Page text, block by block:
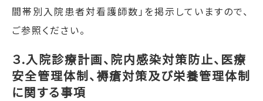
間帯別入院患者対看護師数」を掲示していますので、
ご参照ください。
３.入院診療計画、院内感染対策防止、医療
安全管理体制、褥瘡対策及び栄養管理体制
に関する事項